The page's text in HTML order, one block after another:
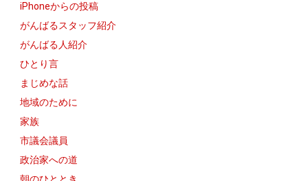
iPhoneからの投稿
がんばるスタッフ紹介
がんばる人紹介
ひとり言
まじめな話
地域のために
家族
市議会議員
政治家への道